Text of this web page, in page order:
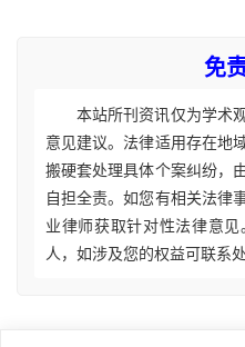
免
本站所刊资讯仅为学术
意见建议。法律适用存在地
搬硬套处理具体个案纠纷，
自担全责。如您有相关法律
业律师获取针对性法律意
人，如涉及您的权益可联系处